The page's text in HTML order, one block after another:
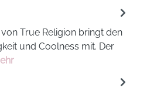
von True Religion bringt den
und Coolness mit. Der